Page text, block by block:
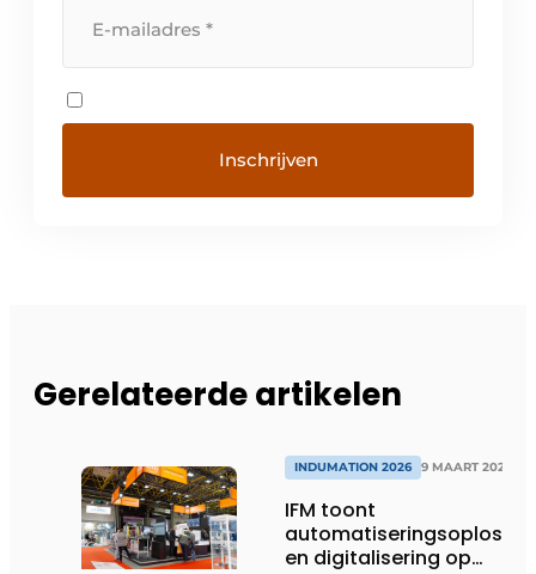
Gerelateerde artikelen
INDUMATION 2026 9 MAART 2026
IFM toont
en digitalisering op